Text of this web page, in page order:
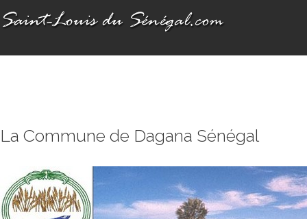
La Commune de Dagana Sénégal